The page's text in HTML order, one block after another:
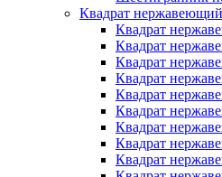
Квадрат нержавеющий
Квадрат
Квадрат
Квадрат
Квадрат
Квадрат
Квадрат
Квадрат
Квадрат
Квадрат